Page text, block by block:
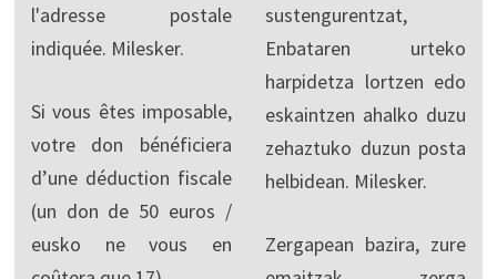
l'adresse postale
indiquée. Milesker.
Si vous êtes imposable,
votre don bénéficiera
d’une déduction fiscale
(un don de 50 euros /
eusko ne vous en
sustengurentzat,
Enbataren urteko
harpidetza lortzen edo
eskaintzen ahalko duzu
zehaztuko duzun posta
helbidean. Milesker.
Zergapean bazira, zure